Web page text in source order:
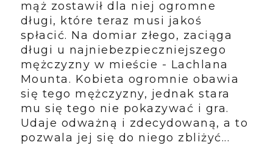
mąż zostawił dla niej ogromne
długi, które teraz musi jakoś
spłacić. Na domiar złego, zaciąga
długi u najniebezpieczniejszego
mężczyzny w mieście - Lachlana
Mounta. Kobieta ogromnie obawia
się tego mężczyzny, jednak stara
mu się tego nie pokazywać i gra.
Udaje odważną i zdecydowaną, a to
pozwala jej się do niego zbliżyć...